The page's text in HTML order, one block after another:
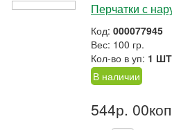
Перчатки с
Код: 000077945
Вес: 100 гр.
Кол-во в уп: 1 ШТ
В наличии
544р.